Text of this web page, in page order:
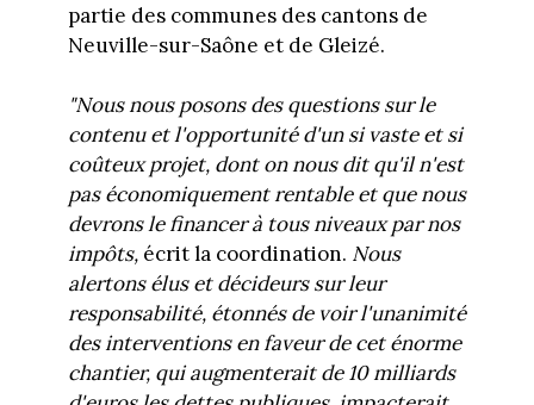
partie des communes des cantons de
Neuville-sur-Saône et de Gleizé.
"Nous nous posons des questions sur le
contenu et l'opportunité d'un si vaste et si
coûteux projet, dont on nous dit qu'il n'est
pas économiquement rentable et que nous
devrons le financer à tous niveaux par nos
impôts, écrit la coordination. Nous
alertons élus et décideurs sur leur
responsabilité, étonnés de voir l'unanimité
des interventions en faveur de cet énorme
chantier, qui augmenterait de 10 milliards